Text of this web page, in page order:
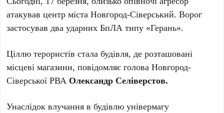
атакував центр міста Новгород-Сіверський. Ворог
застосував два ударних БпЛА типу «Герань».
Ціллю терористів стала будівля, де розташовані
місцеві магазини, повідомляє голова Новгород-
Сіверської РВА Олександр Селіверстов.
Унаслідок влучання в будівлю універмагу